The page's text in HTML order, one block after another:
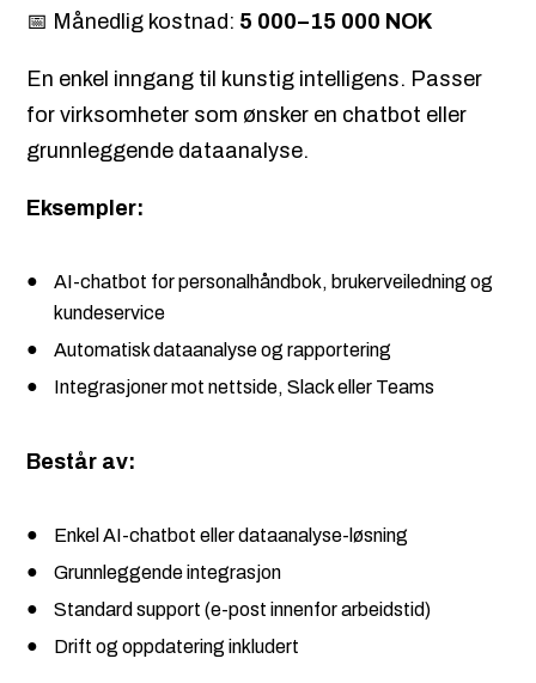
📅 Månedlig kostnad: 5 000–15 000 NOK
En enkel inngang til kunstig intelligens. Passer
for virksomheter som ønsker en chatbot eller
grunnleggende dataanalyse.
Eksempler:
AI-chatbot for personalhåndbok, brukerveiledning og
kundeservice
Automatisk dataanalyse og rapportering
Integrasjoner mot nettside, Slack eller Teams
Består av:
Enkel AI-chatbot eller dataanalyse-løsning
Grunnleggende integrasjon
Standard support (e-post innenfor arbeidstid)
Drift og oppdatering inkludert